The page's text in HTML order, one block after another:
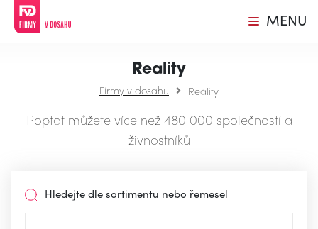
MENU
Reality
Firmy v dosahu Reality
Poptat můžete více než 480 000 společností a
živnostníků
Hledejte dle sortimentu nebo řemesel